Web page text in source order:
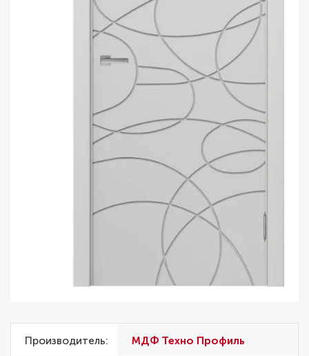
Производитель МДФ Техно Профиль